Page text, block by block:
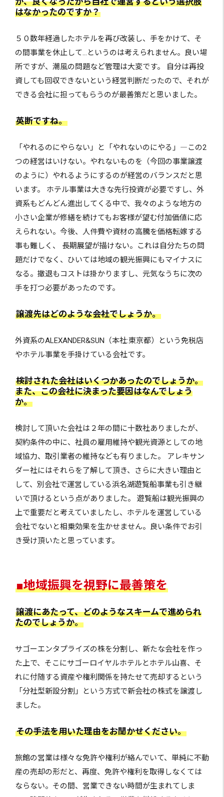
はなかったのですか？
５０数年経過したホテルを再び改装し、手をかけて、そ
の間事業を休止して…というのは考えられません。良い場
所ですが、潮風の問題など管理は大変です。 自分は再投
資しても回収できないという経営判断だったので、それが
できる会社に担ってもらうのが最善策だと思いました。
英断ですね。
「やれるのにやらない」と「やれないのにやる」―この2
つの経営はいけない。やれないものを（今回の事業譲渡
のように）やれるようにするのが経営のバランスだと思
います。 ホテル事業は大きな先行投資が必要ですし、外
資系もどんどん進出してくる中で、我々のような地方の
小さい企業が修繕を続けてもお客様が望む付加価値に応
えられない。今後、人件費や資材の高騰を価格転嫁する
事も難しく、 長期展望が描けない。これは自分たちの問
題だけでなく、ひいては地域の観光振興にもマイナスに
なる。撤退もコストは掛かりますし、元気なうちに次の
手を打つ必要があったのです。
譲渡先はどのような会社でしょうか。
外資系のALEXANDER&SUN（本社:東京都）という免税店
やホテル事業を手掛けている会社です。
検討された会社はいくつかあったのでしょうか。
また、この会社に決まった要因はなんでしょう
か。
検討して頂いた会社は２年の間に十数社ありましたが、
契約条件の中に、社員の雇用維持や観光資源としての地
域協力、取引業者の維持なども有りました。 アレキサン
ダー社にはそれらを了解して頂き、さらに大きい理由と
して、別会社で運営している浜名湖遊覧船事業も引き継
いで頂けるという点がありました。 遊覧船は観光振興の
上で重要だと考えていましたし、ホテルを運営している
会社でないと相乗効果を生かせません。良い条件でお引
き受け頂いたと思っています。
■地域振興を視野に最善策を
譲渡にあたって、どのようなスキームで進められ
たのでしょうか。
サゴーエンタプライズの株を分割し、新たな会社を作っ
た上で、そこにサゴーロイヤルホテルとホテル山喜、そ
れに付随する資産や権利関係を持たせて売却するという
「分社型新設分割」という方式で新会社の株式を譲渡し
ました。
その手法を用いた理由をお聞かせください。
旅館の営業は様々な免許や権利が絡んでいて、単純に不動
産の売却の形だと、再度、免許や権利を取得しなくては
ならない。その間、営業できない時間が生まれてしま